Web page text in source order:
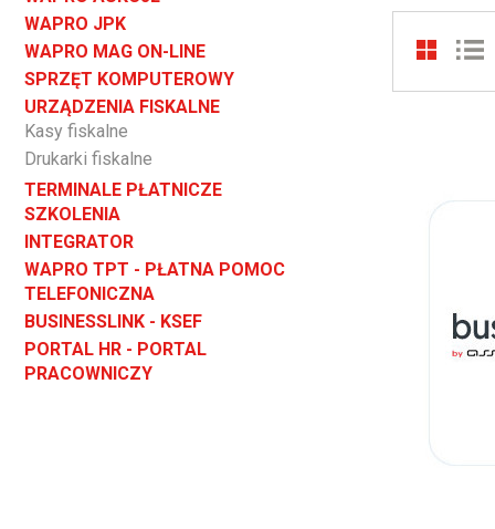
WAPRO JPK
WAPRO MAG ON-LINE
SPRZĘT KOMPUTEROWY
URZĄDZENIA FISKALNE
Kasy fiskalne
Drukarki fiskalne
TERMINALE PŁATNICZE
SZKOLENIA
INTEGRATOR
WAPRO TPT - PŁATNA POMOC
TELEFONICZNA
BUSINESSLINK - KSEF
PORTAL HR - PORTAL
PRACOWNICZY